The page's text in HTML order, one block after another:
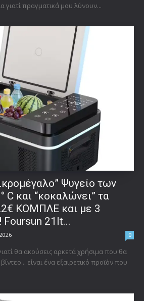
πραγματικά μου λύνουν...
Ψυγείο των
C και “κοκαλώνει” τα
ΚΟΜΠΛΕ και με 3
Foursun 21lt...
0
θα ακούσεις αρκετά χρήσιμα που θα
είναι ένα εξαιρετικό προϊόν που